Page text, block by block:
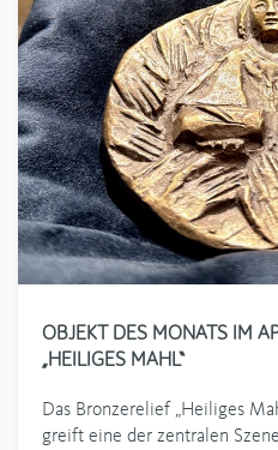
OBJEKT DES MONATS IM
„HEILIGES MAHL“
Das Bronzerelief „Heiliges
greift eine der zentralen